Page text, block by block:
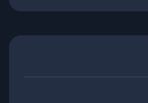
به منظور فروش ارز WAVES در پلتفرم معاملاتی موربیت